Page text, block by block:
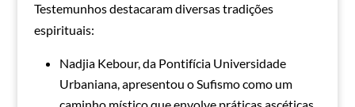
Testemunhos destacaram diversas tradições
espirituais:
Nadjia Kebour, da Pontifícia Universidade
Urbaniana, apresentou o Sufismo como um